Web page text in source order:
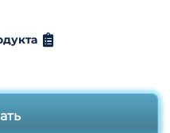
адресные
которые
современные
табличек для домов в
и уличные